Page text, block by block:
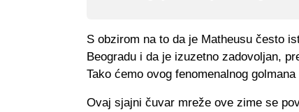
S obzirom na to da je Matheusu često
Beogradu i da je izuzetno zadovoljan,
Tako ćemo ovog fenomenalnog
Ovaj sjajni čuvar mreže ove zime se